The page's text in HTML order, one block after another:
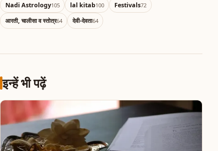
Nadi Astrology105 lal kitab100 Festivals72
आरती, चालीसा व स्तोत्र64 देवी-देवता64
इन्हें भी पढ़ें